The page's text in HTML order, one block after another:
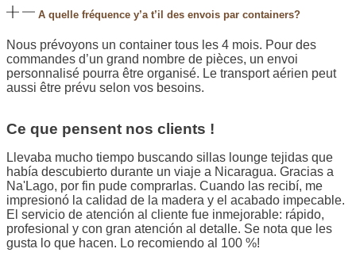
A quelle fréquence y’a t’il des envois par containers?
Nous prévoyons un container tous les 4 mois. Pour des
commandes d’un grand nombre de pièces, un envoi
personnalisé pourra être organisé. Le transport aérien peut
aussi être prévu selon vos besoins.
Ce que pensent nos clients !
Llevaba mucho tiempo buscando sillas lounge tejidas que
había descubierto durante un viaje a Nicaragua. Gracias a
Na'Lago, por fin pude comprarlas. Cuando las recibí, me
impresionó la calidad de la madera y el acabado impecable.
El servicio de atención al cliente fue inmejorable: rápido,
profesional y con gran atención al detalle. Se nota que les
gusta lo que hacen. Lo recomiendo al 100 %!